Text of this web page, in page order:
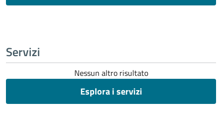
Servizi
Nessun altro risultato
Esplora i servizi